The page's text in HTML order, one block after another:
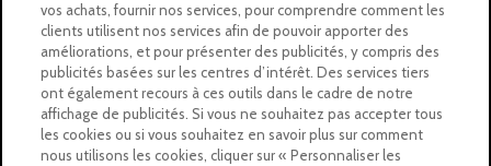
La newsletter des magasins
Feuilleter le Guide
Gratuit : intégrer le Guide
Marques Beaux-Arts
vos achats, fournir nos services, pour comprendre comment les
clients utilisent nos services afin de pouvoir apporter des
améliorations, et pour présenter des publicités, y compris des
publicités basées sur les centres d’intérêt. Des services tiers
ont également recours à ces outils dans le cadre de notre
affichage de publicités. Si vous ne souhaitez pas accepter tous
les cookies ou si vous souhaitez en savoir plus sur comment
nous utilisons les cookies, cliquer sur « Personnaliser les